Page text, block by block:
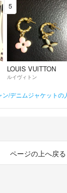
5
LOUIS VUITTON
ルイヴィトン
ン/デニムジャケットの
ページの上へ戻る